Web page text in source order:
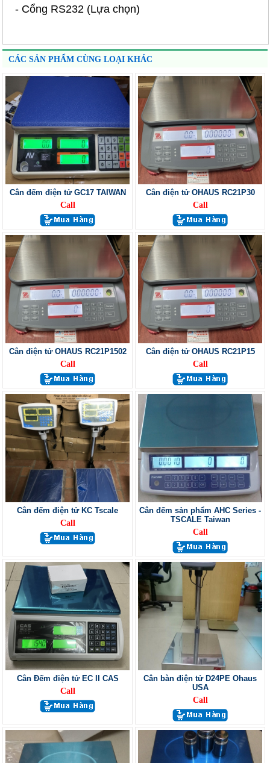
- Cổng RS232 (Lựa chọn)
CÁC SẢN PHẨM CÙNG LOẠI KHÁC
Cân đếm điện tử GC17 TAIWAN
Call
Cân điện tử OHAUS RC21P30
Call
Cân điện tử OHAUS RC21P1502
Call
Cân điện tử OHAUS RC21P15
Call
Cân đếm điện tử KC Tscale
Call
Cân đếm sản phẩm AHC Series -
TSCALE Taiwan
Call
Cân Đếm điện tử EC II CAS
Call
Cân bàn điện tử D24PE Ohaus
USA
Call